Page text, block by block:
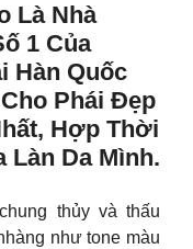
Là Nhà
1 Của
Hàn Quốc
Phái Đẹp
Hợp Thời
Làn Da Mình.
thủy và thấu
như tone màu